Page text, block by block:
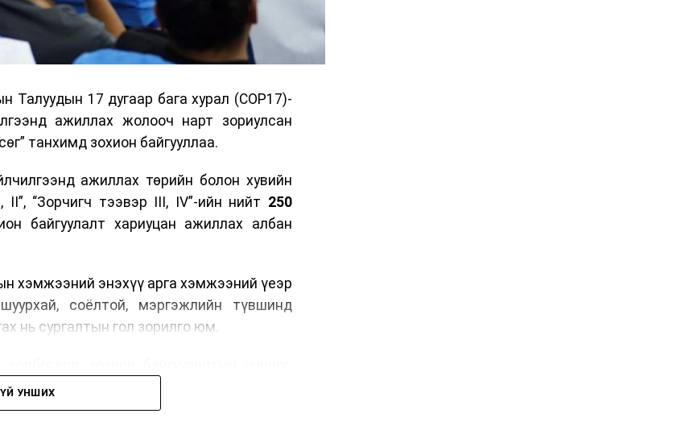
17 дугаар бага хурал (COP17)-
ажиллах жолооч нарт зориулсан
танхимд зохион байгууллаа.
ажиллах төрийн болон хувийн
II”, “Зорчигч тээвэр III, IV”-ийн нийт 250
байгуулалт хариуцан ажиллах албан
хэмжээний энэхүү арга хэмжээний үеэр
соёлтой, мэргэжлийн түвшинд
нь сургалтын гол зорилго юм.
стандарт, жолооч нарын үүрэг
ёс зүй, мэргэжлийн харилцааны талаар
УНШИХ